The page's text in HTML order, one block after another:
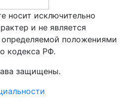
носит исключительно
и не является
положениями
кодекса РФ.
защищены.